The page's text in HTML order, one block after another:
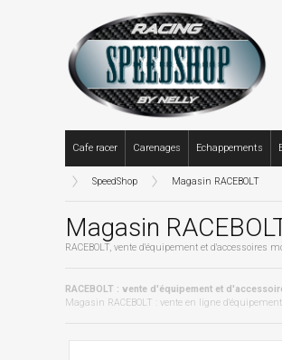
Cafe racer Carenages Echappements
SpeedShop Magasin RACEBOLT
Magasin
RACEBOLT, vente d'équipement et d'accessoires
RACEBOLT : vente d'équipement et
Magasin RACEBOLT : vente en ligne